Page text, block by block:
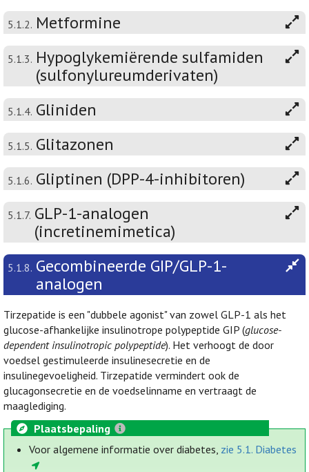
5.1.2. Metformine
5.1.3. Hypoglykemiërende sulfamiden
(sulfonylureumderivaten)
5.1.4. Gliniden
5.1.5. Glitazonen
5.1.6. Gliptinen (DPP-4-inhibitoren)
5.1.7. GLP-1-analogen
(incretinemimetica)
5.1.8. Gecombineerde GIP/GLP-1-
analogen
Tirzepatide is een "dubbele agonist" van zowel GLP-1 als het
glucose-afhankelijke insulinotrope polypeptide GIP (glucose-
dependent insulinotropic polypeptide). Het verhoogt de door
voedsel gestimuleerde insulinesecretie en de
insulinegevoeligheid. Tirzepatide vermindert ook de
glucagonsecretie en de voedselinname en vertraagt de
maaglediging.
Plaatsbepaling
Voor algemene informatie over diabetes, zie 5.1. Diabetes